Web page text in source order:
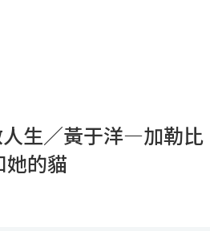
生／黃于洋—加勒比
她的貓